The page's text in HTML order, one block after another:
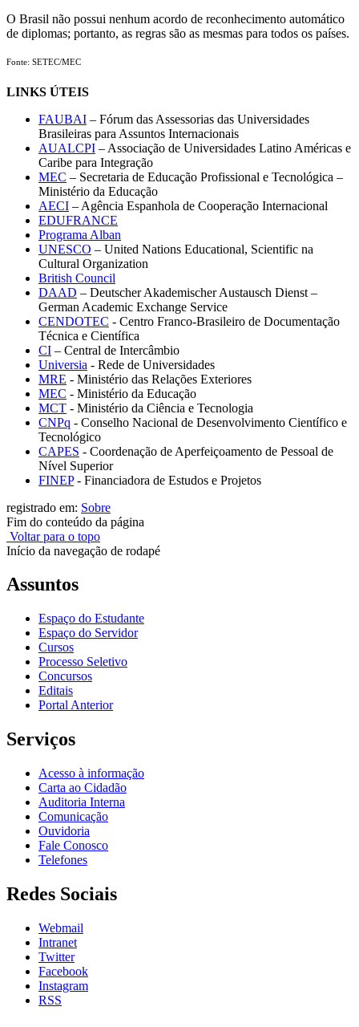
O Brasil não possui nenhum acordo de reconhecimento automático
de diplomas; portanto, as regras são as mesmas para todos os países.
Fonte: SETEC/MEC
LINKS ÚTEIS
FAUBAI – Fórum das Assessorias das Universidades
Brasileiras para Assuntos Internacionais
AUALCPI – Associação de Universidades Latino Américas e
Caribe para Integração
MEC – Secretaria de Educação Profissional e Tecnológica –
Ministério da Educação
AECI – Agência Espanhola de Cooperação Internacional
EDUFRANCE
Programa Alban
UNESCO – United Nations Educational, Scientific na
Cultural Organization
British Council
DAAD – Deutscher Akademischer Austausch Dienst –
German Academic Exchange Service
CENDOTEC - Centro Franco-Brasileiro de Documentação
Técnica e Científica
CI – Central de Intercâmbio
Universia - Rede de Universidades
MRE - Ministério das Relações Exteriores
MEC - Ministério da Educação
MCT - Ministério da Ciência e Tecnologia
CNPq - Conselho Nacional de Desenvolvimento Científico e
Tecnológico
CAPES - Coordenação de Aperfeiçoamento de Pessoal de
Nível Superior
FINEP- Financiadora de Estudos e Projetos
registrado em: Sobre
Fim do conteúdo da página
Voltar para o topo
Início da navegação de rodapé
Assuntos
Espaço do Estudante
Espaço do Servidor
Cursos
Processo Seletivo
Concursos
Editais
Portal Anterior
Serviços
Acesso à informação
Carta ao Cidadão
Auditoria Interna
Comunicação
Ouvidoria
Fale Conosco
Telefones
Redes Sociais
Webmail
Intranet
Twitter
Facebook
Instagram
RSS